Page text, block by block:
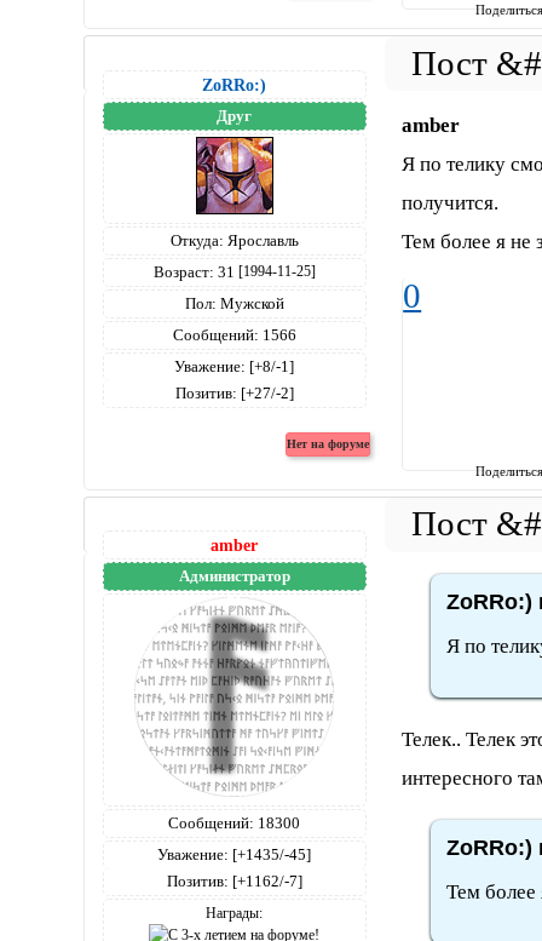
ZoRRo:)
Друг
Откуда: Ярославль
Возраст: 31 [1994-11-25]
Пол: Мужской
Сообщений: 1566
Уважение: [+8/-1]
Позитив: [+27/-2]
amber
Я по телику
получится.
Тем более я не
0
amber
Администратор
Сообщений: 18300
Уважение: [+1435/-45]
Позитив: [+1162/-7]
Награды:
ZoRRo:)
Я по
Телек.. Телек
интересного
ZoRRo:)
Тем более